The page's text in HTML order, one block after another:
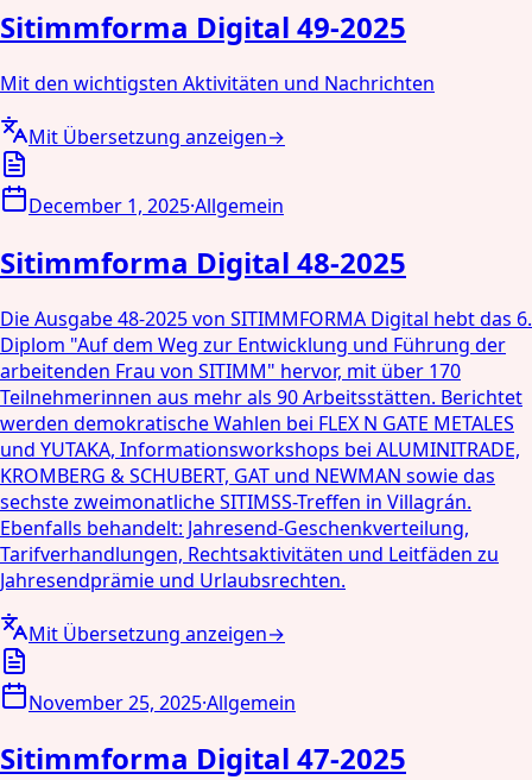
Sitimmforma Digital 49-2025
Mit den wichtigsten Aktivitäten und Nachrichten
Mit Übersetzung anzeigen→
December 1, 2025·Allgemein
Sitimmforma Digital 48-2025
Die Ausgabe 48-2025 von SITIMMFORMA Digital hebt das 6.
Diplom "Auf dem Weg zur Entwicklung und Führung der
arbeitenden Frau von SITIMM" hervor, mit über 170
Teilnehmerinnen aus mehr als 90 Arbeitsstätten. Berichtet
werden demokratische Wahlen bei FLEX N GATE METALES
und YUTAKA, Informationsworkshops bei ALUMINITRADE,
KROMBERG & SCHUBERT, GAT und NEWMAN sowie das
sechste zweimonatliche SITIMSS-Treffen in Villagrán.
Ebenfalls behandelt: Jahresend-Geschenkverteilung,
Tarifverhandlungen, Rechtsaktivitäten und Leitfäden zu
Jahresendprämie und Urlaubsrechten.
Mit Übersetzung anzeigen→
November 25, 2025·Allgemein
Sitimmforma Digital 47-2025